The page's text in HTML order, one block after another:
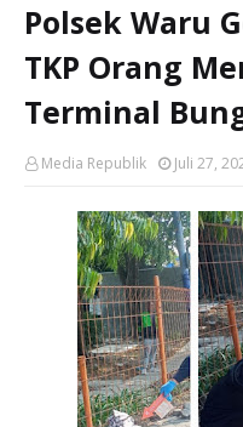
Polsek Waru
TKP Orang
Terminal
Media Republik Juli 27,